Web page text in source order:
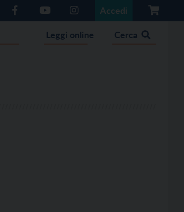
Accedi
Leggi online Cerca